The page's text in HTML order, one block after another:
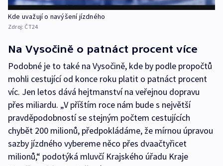
Kde uvažují o navýšení jízdného
Zdroj: ČT24
Na Vysočině o patnáct procent více
Podobné je to také na Vysočině, kde by podle propočtů
mohli cestující od konce roku platit o patnáct procent
víc. Jen letos dává hejtmanství na veřejnou dopravu
přes miliardu. „V příštím roce nám bude s největší
pravděpodobností se stejným počtem cestujících
chybět 200 milionů, předpokládáme, že mírnou úpravou
sazby jízdného vybereme něco přes dvaačtyřicet
milionů,“ podotýká mluvčí Krajského úřadu Kraje